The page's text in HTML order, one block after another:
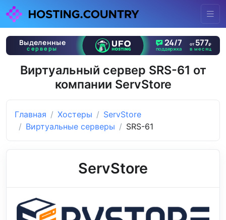
Виртуальный сервер SRS-61 от
компании ServStore
Главная Хостеры
ServStore
Виртуальные серверы
SRS-61
ServStore